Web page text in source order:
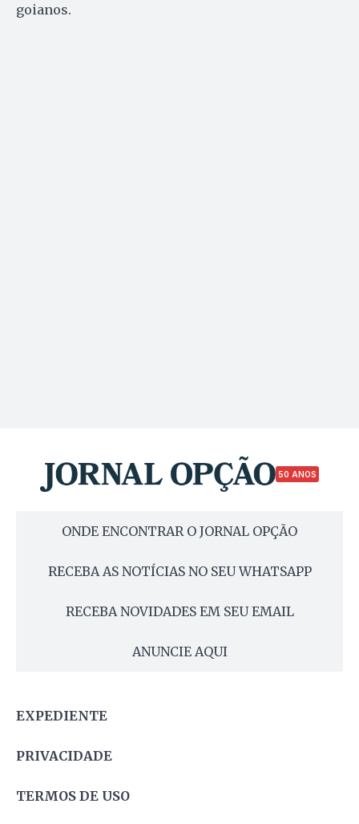
goianos.
50 ANOS
ONDE ENCONTRAR O JORNAL OPÇÃO
RECEBA AS NOTÍCIAS NO SEU WHATSAPP
RECEBA NOVIDADES EM SEU EMAIL
ANUNCIE AQUI
EXPEDIENTE
PRIVACIDADE
TERMOS DE USO